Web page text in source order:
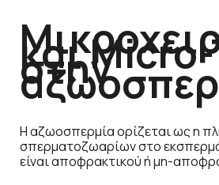
και
στην
Η αζωοσπερμία ορίζεται ως η
σπερματοζωαρίων στο
είναι αποφρακτικού ή μη-